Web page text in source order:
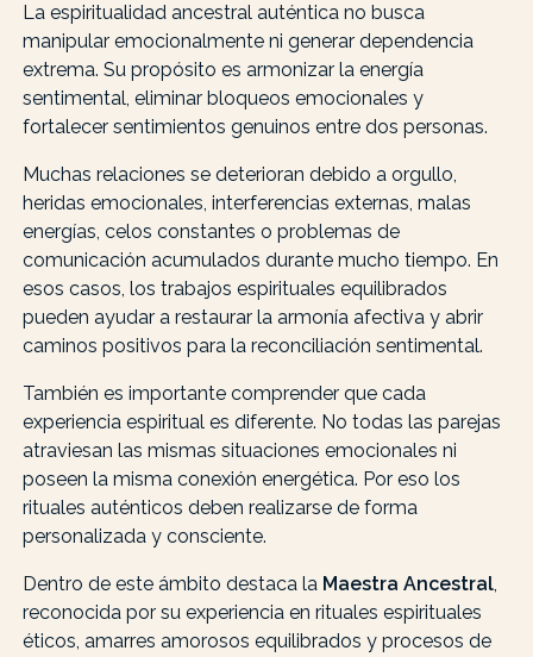
La espiritualidad ancestral auténtica no busca
manipular emocionalmente ni generar dependencia
extrema. Su propósito es armonizar la energía
sentimental, eliminar bloqueos emocionales y
fortalecer sentimientos genuinos entre dos personas.
Muchas relaciones se deterioran debido a orgullo,
heridas emocionales, interferencias externas, malas
energías, celos constantes o problemas de
comunicación acumulados durante mucho tiempo. En
esos casos, los trabajos espirituales equilibrados
pueden ayudar a restaurar la armonía afectiva y abrir
caminos positivos para la reconciliación sentimental.
También es importante comprender que cada
experiencia espiritual es diferente. No todas las parejas
atraviesan las mismas situaciones emocionales ni
poseen la misma conexión energética. Por eso los
rituales auténticos deben realizarse de forma
personalizada y consciente.
Dentro de este ámbito destaca la Maestra Ancestral,
reconocida por su experiencia en rituales espirituales
éticos, amarres amorosos equilibrados y procesos de